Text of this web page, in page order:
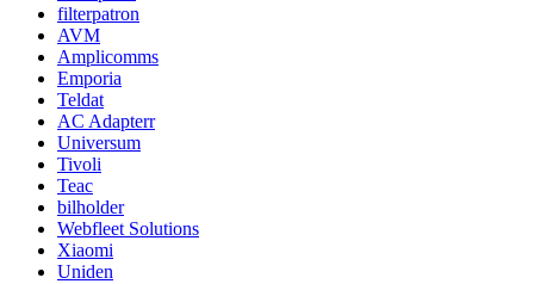
filterpatron
AVM
Amplicomms
Emporia
Teldat
AC Adapterr
Universum
Tivoli
Teac
bilholder
Webfleet Solutions
Xiaomi
Uniden